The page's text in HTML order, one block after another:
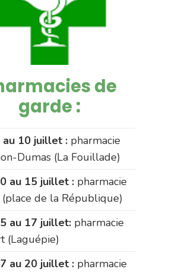
de
garde :
au 10 juillet : pharmacie
Dumas (La Fouillade)
au 15 juillet : pharmacie
de la République)
au 17 juillet: pharmacie
(Laguépie)
au 20 juillet : pharmacie